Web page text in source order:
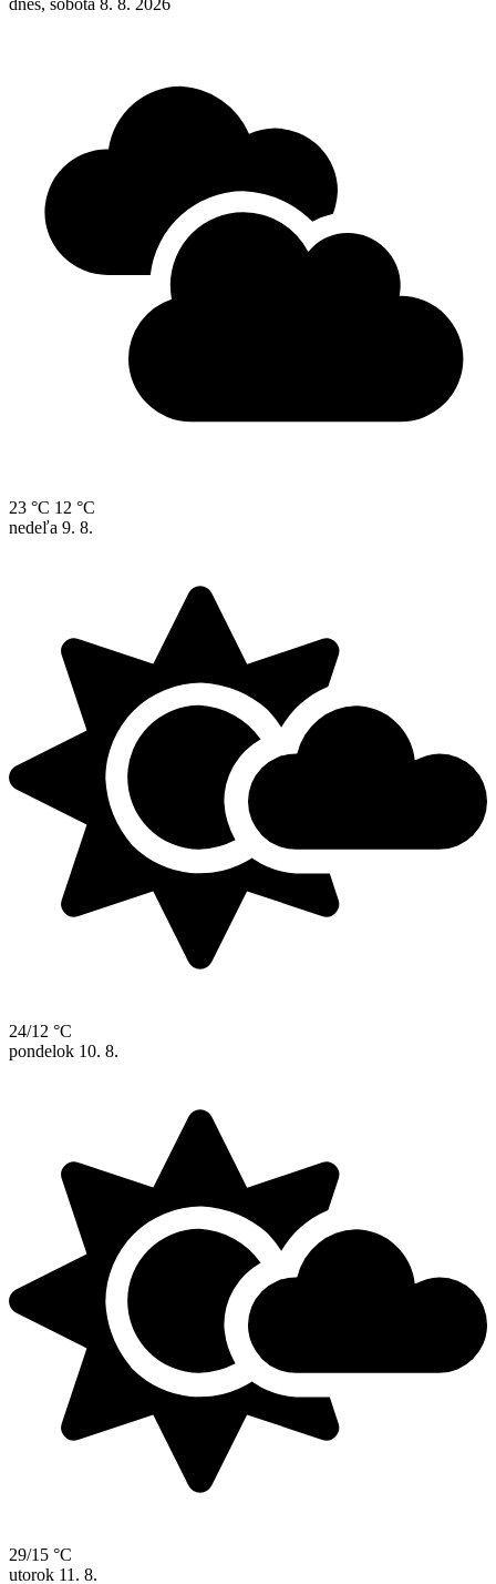
23 °C 12 °C
nedeľa 9. 8.
24/12 °C
pondelok 10. 8.
29/15 °C
utorok 11. 8.